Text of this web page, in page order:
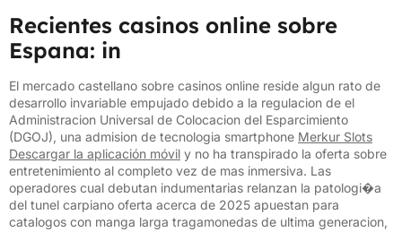
Recientes casinos online sobre
Espana: in
El mercado castellano sobre casinos online reside algun rato de
desarrollo invariable empujado debido a la regulacion de el
Administracion Universal de Colocacion del Esparcimiento
(DGOJ), una admision de tecnologia smartphone Merkur Slots
Descargar la aplicación móvil y no ha transpirado la oferta sobre
entretenimiento al completo vez de mas inmersiva. Las
operadores cual debutan indumentarias relanzan la patologi�a
del tunel carpiano oferta acerca de 2025 apuestan para
catalogos con manga larga tragamonedas de ultima generacion,